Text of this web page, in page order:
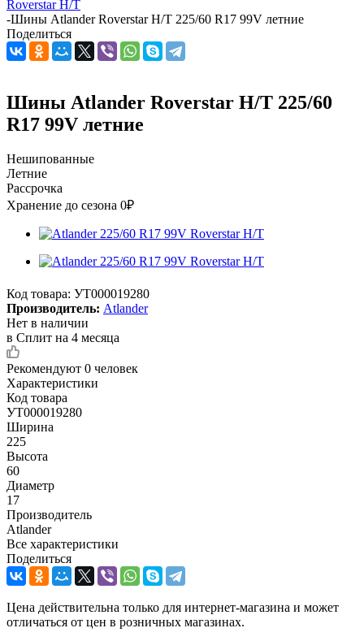
Roverstar H/T
-Шины Atlander Roverstar H/T 225/60 R17 99V летние
Поделиться
Шины Atlander Roverstar H/T 225/60
R17 99V летние
Нешипованные
Летние
Рассрочка
Хранение до сезона 0₽
Код товара: УТ000019280
Производитель: Atlander
Нет в наличии
в Сплит на 4 месяца
Рекомендуют 0 человек
Характеристики
Код товара
УТ000019280
Ширина
225
Высота
60
Диаметр
17
Производитель
Atlander
Все характеристики
Поделиться
Цена действительна только для интернет-магазина и может
отличаться от цен в розничных магазинах.